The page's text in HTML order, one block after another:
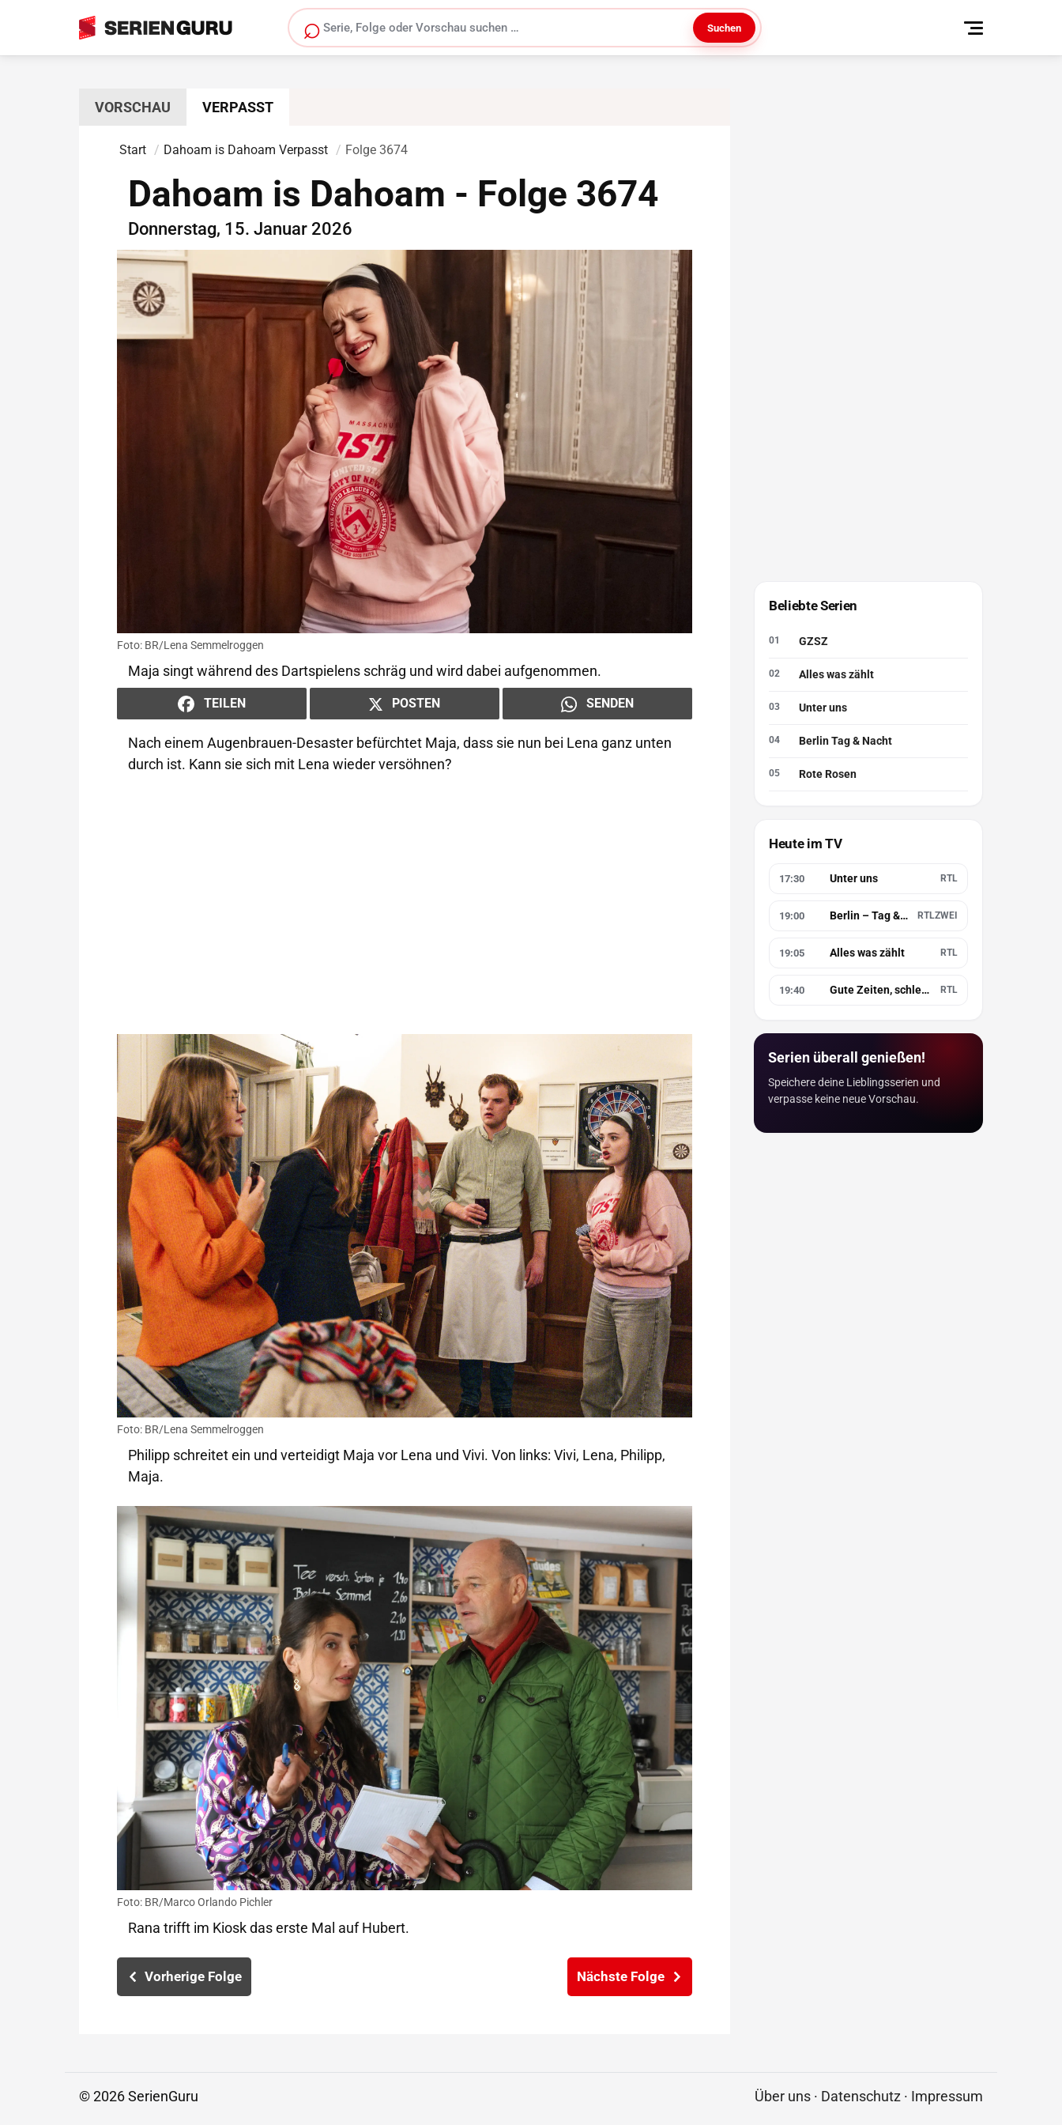
⌕
Serie suchen
Suchen
VORSCHAU VERPASST
Start Dahoam is Dahoam Verpasst Folge 3674
Dahoam is Dahoam - Folge 3674
Donnerstag, 15. Januar 2026
Foto: BR/Lena Semmelroggen
Maja singt während des Dartspielens schräg und wird dabei aufgenommen.
TEILEN POSTEN SENDEN
Nach einem Augenbrauen-Desaster befürchtet Maja, dass sie nun bei Lena ganz unten
durch ist. Kann sie sich mit Lena wieder versöhnen?
Foto: BR/Lena Semmelroggen
Philipp schreitet ein und verteidigt Maja vor Lena und Vivi. Von links: Vivi, Lena, Philipp,
Maja.
Foto: BR/Marco Orlando Pichler
Rana trifft im Kiosk das erste Mal auf Hubert.
Vorherige Folge Nächste Folge
Beliebte Serien
GZSZ
Alles was zählt
Unter uns
Berlin Tag & Nacht
Rote Rosen
Heute im TV
17:30 Unter uns RTL
19:00 Berlin – Tag & Nacht RTLZWEI
19:05 Alles was zählt RTL
19:40 Gute Zeiten, schlechte Zeiten RTL
Serien überall genießen!
Speichere deine Lieblingsserien und
verpasse keine neue Vorschau.
Über uns · Datenschutz · Impressum
© 2026 SerienGuru